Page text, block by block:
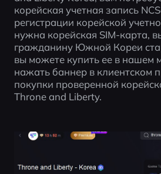
корейская учетная запись
регистрации корейской
нужна корейская SIM-карта,
гражданину Южной Кореи
вы можете купить ее в нашем
нажать баннер в клиентском
покупки проверенной
Throne and Liberty.